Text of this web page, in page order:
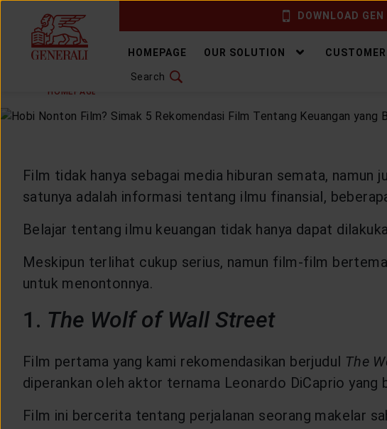
DOWNLOAD
HOMEPAGE OUR SOLUTION
Search
HOMEPAGE
TUESDAY, 31 MAY 2022
Film tidak hanya sebagai media hiburan semata,
satunya adalah informasi tentang ilmu finansial,
Belajar tentang ilmu keuangan tidak hanya dapat
Meskipun terlihat cukup serius, namun film-film
untuk menontonnya.
1. The Wolf of Wall Street
Film pertama yang kami rekomendasikan berjudul The
diperankan oleh aktor ternama Leonardo DiCaprio
Film ini bercerita tentang perjalanan seorang makelar
CHANGE LANGUAGE
DOWNLOAD GEN ICLICK
INSURANCE DICTIONARY
OUR SOLUTION
CUSTOMER SERVICE
ABOUT GENERALI